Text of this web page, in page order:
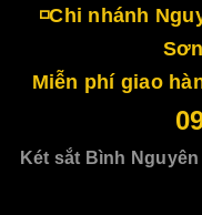
◽Chi nhánh
Miễn phí giao
Két sắt Bình